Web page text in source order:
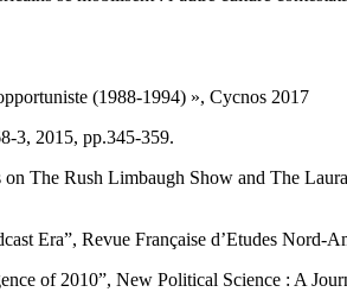
(1988-1994) », Cycnos 2017
3, 2015, pp.345-359.
The Rush Limbaugh Show and The
Era”, Revue Française d’Etudes Nord-
of 2010”, New Political Science : A